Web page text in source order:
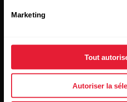
Marketing
Tout
Autoriser la
Applis et Services
Polar Flow